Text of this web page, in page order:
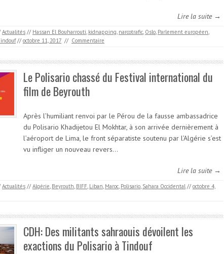
Lire la suite →
Actualités // Hassan El Bouharrouti, kidnapping, narcotrafic, Oslo, Parlement européen,
// octobre 11, 2017 // Commentaire
Le Polisario chassé du Festival international du
film de Beyrouth
Après l’humiliant renvoi par le Pérou de la fausse ambassadrice
du Polisario Khadijetou El Mokhtar, à son arrivée dernièrement à
l’aéroport de Lima, le front séparatiste soutenu par l’Algérie s’est
vu infliger un nouveau revers…
Lire la suite →
Actualités // Algérie, Beyrouth, BIFF, Liban, Maroc, Polisario, Sahara Occidental // octobre 4,
CDH: Des militants sahraouis dévoilent les
exactions du Polisario à Tindouf